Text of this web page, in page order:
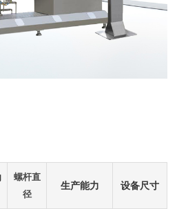
螺杆直
径
生产能力 设备尺寸